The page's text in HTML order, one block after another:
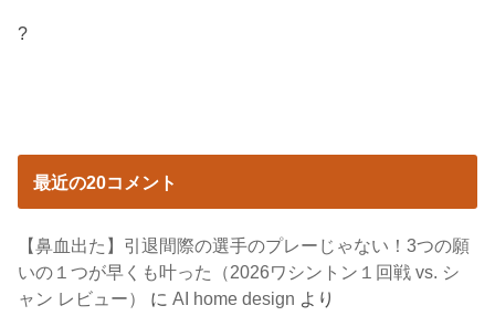
?
最近の20コメント
【鼻血出た】引退間際の選手のプレーじゃない！3つの願
いの１つが早くも叶った（2026ワシントン１回戦 vs. シ
ャン レビュー）
にAI home design より